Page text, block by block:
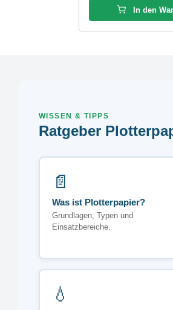
In den
WISSEN & TIPPS
Ratgeber
📄
Was ist Plotterpapier?
Grundlagen, Typen und
Einsatzbereiche.
💧